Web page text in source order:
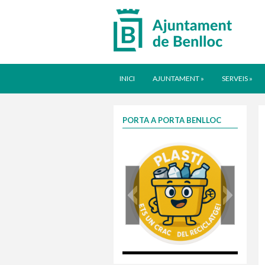
INICI AJUNTAMENT » SERVEIS »
PORTA A PORTA BENLLOC